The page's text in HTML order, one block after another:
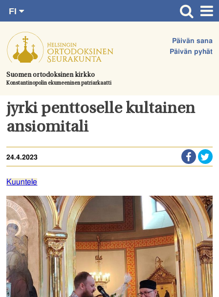
suoraan
sisältöön.
Suomen ortodoksinen kirkko
Konstantinopolin ekumeeninen patriarkaatti
Päivän sana
Päivän pyhät
FI
SV
EN
UA
Etusivu
Ajankohtaista
Juhlat & toimitukset
Kirkot
Apua & tukea
Hautausmaa
Yhteystiedot
jyrki penttoselle kultainen
ansiomitali
24.4.2023
Kuuntele